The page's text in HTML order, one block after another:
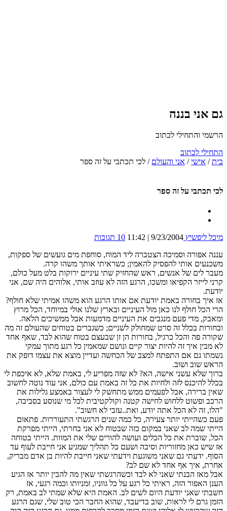
גם אני בננה
הרשמי והתחילי לכתוב
התחילי לכתוב
בית/ אישי/ אני והעולם / לכי תכתבי על זה ספר
לכי תכתבי על זה ספר
מיכל ליפשיץ 9/23/2004 | 11:42
10 תגובות
עננה אפורה וסמיכה הצטברה ליד המוח, סוחפת מים גועשים של ספקות,
משכנעים אותי להפסיק להאמין; כשראיתי אותך משהו קרה.
מעבר לים של אנשים, ראש שהחזיק שתי עיניים ירוקות בלט מעל כולם,
קרני לייזר הקפיאו ומשכו, הרגע הזה לא עוזב אותי, אלוהים היה שם, אני
יודעת.
אז איך בחורה באמת יודעת אם אותו הרגע הוא משהו אמיתי שלא חולף?
הרי הכל חולף לנו כאן מול העיניים ובארץ שלנו אולי במיוחד, הכל מרוץ
ומאבק, מדי פעם מנגבים את העיניים מדמעות אבל ממשיכים הלאה.
ובחורות בכלל זה סרט שמחולק לשניים; כשגברים בטוחים שהעולם זה מה
שקורה פה והכל כרגיל, בחורות הן זן שבעצם בטוח שהוא לבד, שאף אחד
לא מבין איך זה להיות יצור קיים ונושם שמאמין כל רגע מתוך עמקי
נשמתו גם אם התפתח למצב של הכחשה ועדיין מוצא את עצמו דופק את
הראש שוב ושוב.
ברוך שלא עשני אישה, הא? לא שזה מפריע לי, באמת שלא, לא איכפת לי
בכלל להיכנס לזה ולחיות את כל זה באמת עם כולם, אני עוד נוטה לחשוב
שאין ברירה, אבל לפעמים ממש מתחשק לי לעצור באמצע גלילות את
הרכב ופשוט ללחוש לחישה קטנה וקולקטיבית לכל מי שנוסע בסביבה,
"הלו, זה לא הכל אתה יודע, ואת..עזבי לא חשוב".
פעם כשהייתי יותר צעירה, כל כמה שנים הרגשתי התעוררות. פתאום
הייתי שמה לב שאני במקום כזה שבטוח לא אני בחרתי, הייתי מפרקת
הכל, שוברת את כל הכלים ועושה להורים שלי את המוות. הייתי בטוחה
אז שיש כאן מחזוריות וסיבה ושעם כל תהליך שמגיע אני חייבת לעוף עד
הסוף. ידעתי גם שאני משוגעת וידעתי שאני חייבת להיות בן אדם מבריק,
אחרת, איך אף אחד לא שם לב?
אבל מאז הבנתי שאני לא לבד וכשהרגשתי שאין מה להבין יותר אז הגיע
הענן האפור הזה, ראיתי כל רגע על כל גווניו, זמניותו וכמה רגעי, אז
חשבתי שאני יודעת היום לשים לב. האמת היא שלא שמתי לב באמת, רק
הזמן גרם לי לראות, שוב בדיעבד, שהוא החבר הכי טוב שלי, שגם הרגע